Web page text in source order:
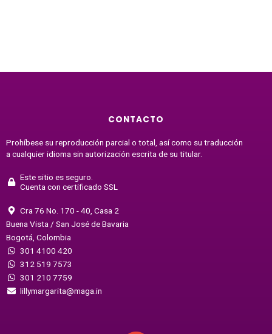
CONTACTO
Prohíbese su reproducción parcial o total, así como su traducción
a cualquier idioma sin autorización escrita de su titular.
Este sitio es seguro.
Cuenta con certificado SSL
Cra 76 No. 170 - 40, Casa 2
Buena Vista / San José de Bavaria
Bogotá, Colombia
301 4100 420
312 519 7573
301 210 7759
lillymargarita@maga.in